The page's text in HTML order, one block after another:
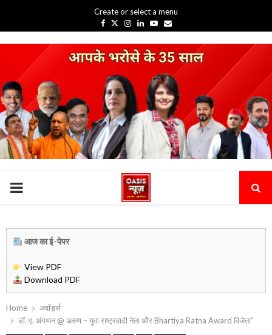
Create or select a menu
Facebook
TwitterInstagram
Linkedin
Youtube
Email
PRIMARY
Home
अवॉर्ड्स
डॉ. ए. अंगप्पन @ अरुण – युवा राष्ट्रवादी नेता और Bhartiya Ratna Award विजेता”
आज का ई-पेपर
View PDF
Download PDF